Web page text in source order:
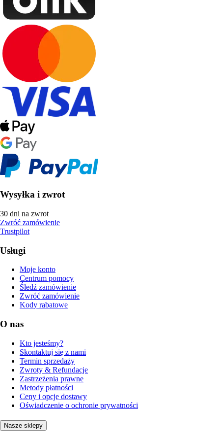
Wysyłka i zwrot
30 dni na zwrot
Zwróć zamówienie
Trustpilot
Usługi
Moje konto
Centrum pomocy
Śledź zamówienie
Zwróć zamówienie
Kody rabatowe
O nas
Kto jesteśmy?
Skontaktuj się z nami
Termin sprzedaży
Zwroty & Refundacje
Zastrzeżenia prawne
Metody płatności
Ceny i opcje dostawy
Oświadczenie o ochronie prywatności
Nasze sklepy